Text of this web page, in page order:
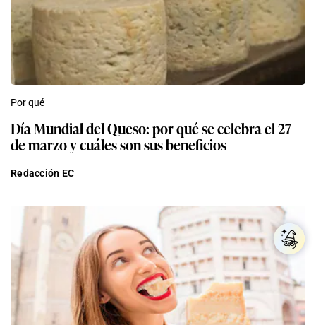
Por qué
Día Mundial del Queso: por qué se celebra el 27
de marzo y cuáles son sus beneficios
Redacción EC